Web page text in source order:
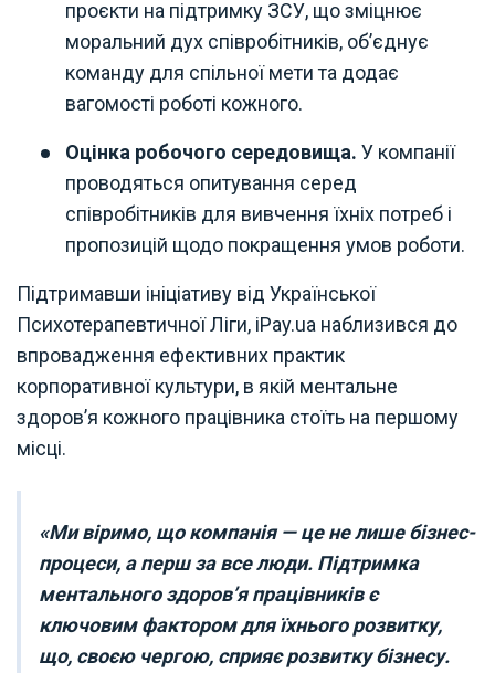
проєкти на підтримку ЗСУ, що зміцнює
моральний дух співробітників, об’єднує
команду для спільної мети та додає
вагомості роботі кожного.
Оцінка робочого середовища. У компанії
проводяться опитування серед
співробітників для вивчення їхніх потреб і
пропозицій щодо покращення умов роботи.
Підтримавши ініціативу від Української
Психотерапевтичної Ліги, iPay.ua наблизився до
впровадження ефективних практик
корпоративної культури, в якій ментальне
здоров’я кожного працівника стоїть на першому
місці.
«Ми віримо, що компанія — це не лише бізнес-
процеси, а перш за все люди. Підтримка
ментального здоров’я працівників є
ключовим фактором для їхнього розвитку,
що, своєю чергою, сприяє розвитку бізнесу.